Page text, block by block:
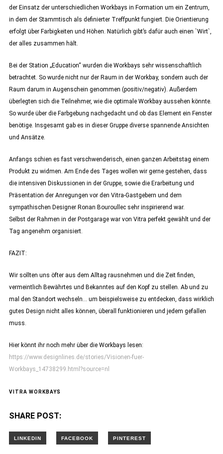
der Einsatz der unterschiedlichen Workbays in Formation um ein Zentrum,
in dem der Stammtisch als definierter Treffpunkt fungiert. Die Orientierung
erfolgt über Farbigkeiten und Höhen. Natürlich gibt’s dafür auch einen `Wirt`,
der alles zusammen hält.
Bei der Station „Education“ wurden die Workbays sehr wissenschaftlich
betrachtet. So wurde nicht nur der Raum in der Workbay, sondern auch der
Raum darum in Augenschein genommen (positiv/negativ). Außerdem
überlegten sich die Teilnehmer, wie die optimale Workbay aussehen könnte.
So wurde über die Farbgebung nachgedacht und ob das Element ein Fenster
benötige. Insgesamt gab es in dieser Gruppe diverse spannende Ansichten
und Ansätze.
Anfangs schien es fast verschwenderisch, einen ganzen Arbeitstag einem
Produkt zu widmen. Am Ende des Tages wollen wir gerne gestehen, dass
die intensiven Diskussionen in der Gruppe, sowie die Erarbeitung und
Präsentation der Anregungen vor den Vitra-Gastgebern und dem
sympathischen Designer Ronan Bouroullec sehr inspirierend war.
Selbst der Rahmen in der Postgarage war von Vitra perfekt gewählt und der
Tag angenehm organisiert.
FAZIT:
Wir sollten uns öfter aus dem Alltag rausnehmen und die Zeit finden,
vermeintlich Bewährtes und Bekanntes auf den Kopf zu stellen. Ab und zu
mal den Standort wechseln… um beispielsweise zu entdecken, dass wirklich
gutes Design nicht alles können, überall funktionieren und jedem gefallen
muss.
Hier könnt ihr noch mehr über die Workbays lesen:
https://www.designlines.de/stories/Visionen-fuer-
Workbays_14738299.html?source=nl
VITRA WORKBAYS
SHARE POST: